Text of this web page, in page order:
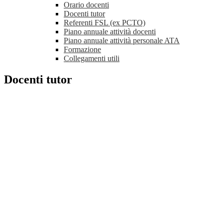
Orario docenti
Docenti tutor
Referenti FSL (ex PCTO)
Piano annuale attività docenti
Piano annuale attività personale ATA
Formazione
Collegamenti utili
Docenti tutor